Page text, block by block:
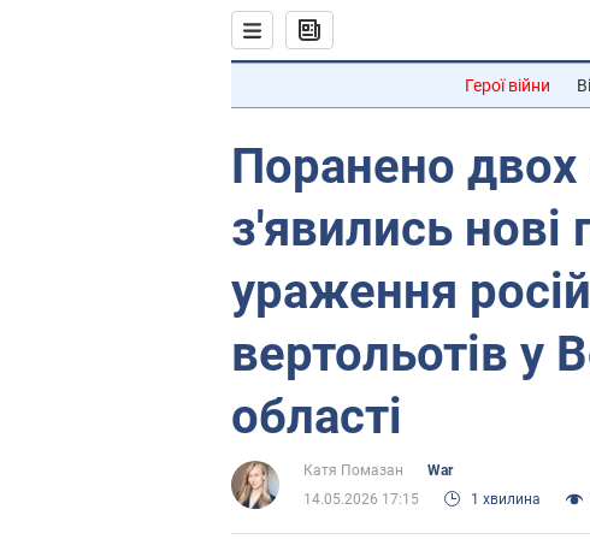
Герої війни
Поранено двох
з'явились нові
ураження
вертольотів у
області
Катя Помазан
War
14.05.2026 17:15
1 хвилина